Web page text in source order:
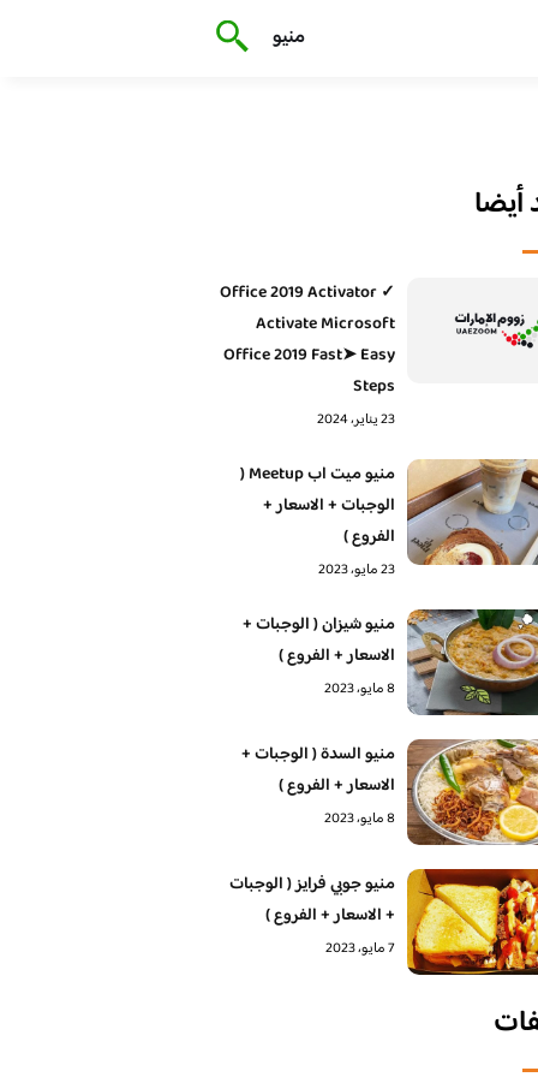
منيو
Office 2019 Activator ✓
Activate Microsoft
Office 2019 Fast➤ Easy
Steps
23 يناير، 2024
منيو ميت اب Meetup (
الوجبات + الاسعار +
الفروع )
23 مايو، 2023
منيو شيزان ( الوجبات +
الاسعار + الفروع )
8 مايو، 2023
منيو السدة ( الوجبات +
الاسعار + الفروع )
8 مايو، 2023
منيو جوبي فرايز ( الوجبات
+ الاسعار + الفروع )
7 مايو، 2023